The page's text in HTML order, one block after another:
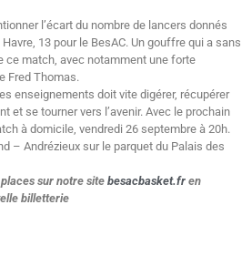
l’écart du nombre de lancers donnés
13 pour le BesAC. Un gouffre qui a sans
ce match, avec notamment une forte
Fred Thomas.
enseignements doit vite digérer, récupérer
et se tourner vers l’avenir. Avec le prochain
à domicile, vendredi 26 septembre à 20h.
– Andrézieux sur le parquet du Palais des
sur notre site besacbasket.fr en
billetterie